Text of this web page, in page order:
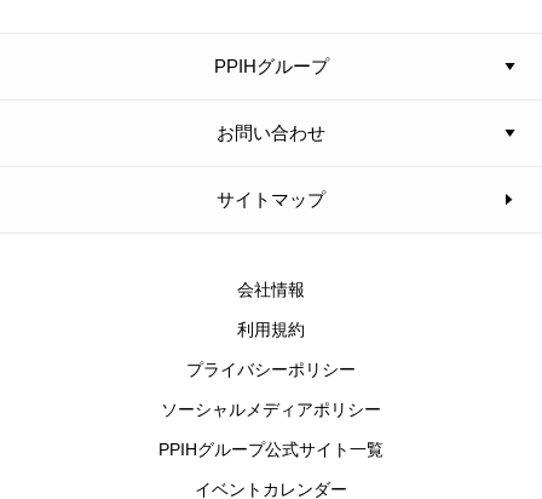
PPIHグループ
お問い合わせ
サイトマップ
会社情報
利用規約
プライバシーポリシー
ソーシャルメディアポリシー
PPIHグループ公式サイト一覧
イベントカレンダー